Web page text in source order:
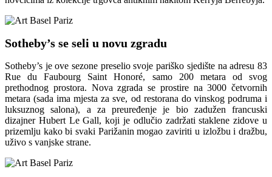
Sotheby’s se seli u novu zgradu
Sotheby’s je ove sezone preselio svoje pariško sjedište na adresu 83
Rue du Faubourg Saint Honoré, samo 200 metara od svog
prethodnog prostora. Nova zgrada se prostire na 3000 četvornih
metara (sada ima mjesta za sve, od restorana do vinskog podruma i
luksuznog salona), a za preuređenje je bio zadužen francuski
dizajner Hubert Le Gall, koji je odlučio zadržati staklene zidove u
prizemlju kako bi svaki Parižanin mogao zaviriti u izložbu i dražbu,
uživo s vanjske strane.